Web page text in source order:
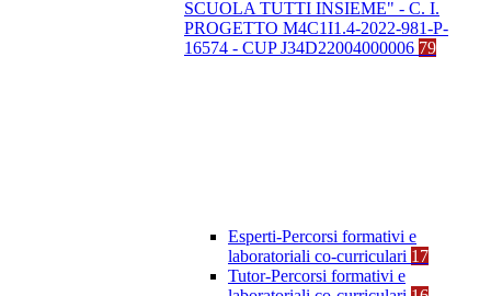
SCUOLA TUTTI INSIEME" - C. I.
PROGETTO M4C1I1.4-2022-981-P-
16574 - CUP J34D22004000006 79
Esperti-Percorsi formativi e
laboratoriali co-curriculari 17
Tutor-Percorsi formativi e